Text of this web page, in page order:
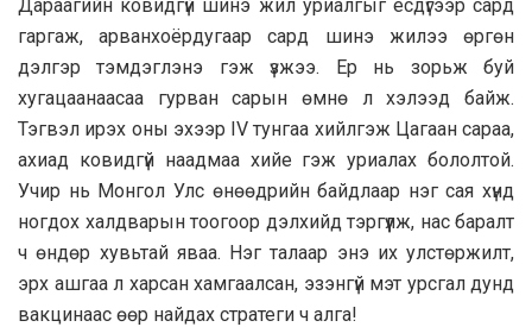
Дараагийн ковидгүй шинэ жил уриалгыг есдүгээр сард
гаргаж, арванхоёрдугаар сард шинэ жилээ өргөн
дэлгэр тэмдэглэнэ гэж үзжээ. Ер нь зорьж буй
хугацаанаасаа гурван сарын өмнө л хэлээд байж.
Тэгвэл ирэх оны эхээр IV тунгаа хийлгэж Цагаан сараа,
ахиад ковидгүй наадмаа хийе гэж уриалах бололтой.
Учир нь Монгол Улс өнөөдрийн байдлаар нэг сая хүнд
ногдох халдварын тоогоор дэлхийд тэргүүлж, нас баралт
ч өндөр хувьтай яваа. Нэг талаар энэ их улстөржилт,
эрх ашгаа л харсан хамгаалсан, эзэнгүй мэт урсгал дунд
вакцинаас өөр найдах стратеги ч алга!